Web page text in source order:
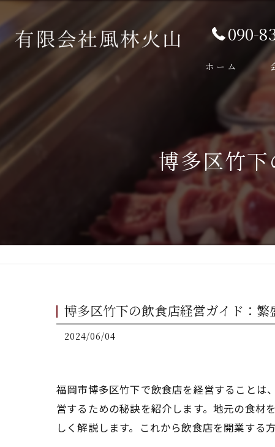
090-
ホーム
博多区竹
博多区竹下の飲食店経営ガイド：繁
2024/06/04
福岡市博多区竹下で飲食店を経営することは
営するための秘訣を紹介します。地元の食材
しく解説します。これから飲食店を開業する